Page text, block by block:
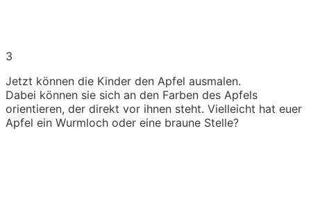
3
Jetzt können die Kinder den Apfel ausmalen.
Dabei können sie sich an den Farben des Apfels
orientieren, der direkt vor ihnen steht. Vielleicht hat euer
Apfel ein Wurmloch oder eine braune Stelle?